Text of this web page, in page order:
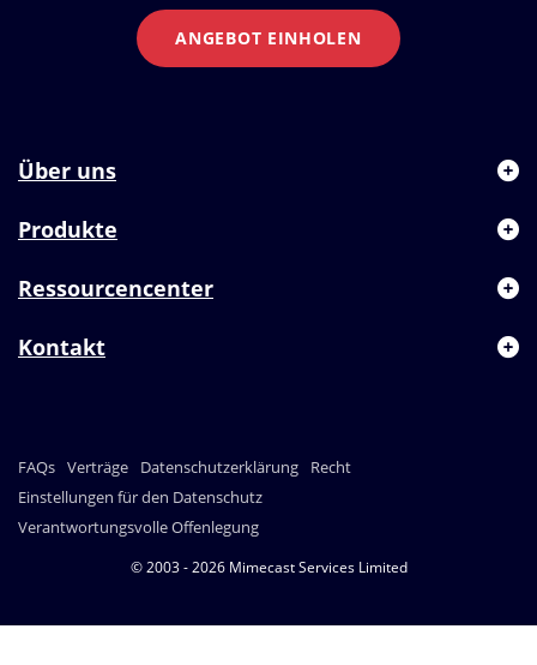
ANGEBOT EINHOLEN
Über uns
Produkte
Ressourcencenter
Kontakt
FAQs Verträge Datenschutzerklärung
Recht
Einstellungen für den Datenschutz
Verantwortungsvolle Offenlegung
© 2003 - 2026 Mimecast Services Limited